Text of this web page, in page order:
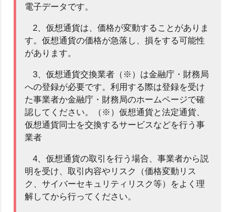
電子データです。
2、仮想通貨は、価格が変動することがありま
す。仮想通貨の価格が急落し、損をする可能性
があります。
3、仮想通貨交換業者（※）は金融庁・財務局
への登録が必要です。利用する際は登録を受け
た事業者か金融庁・財務局のホームページで確
認してください。（※）仮想通貨と法定通貨、
仮想通貨同士を交換するサービスなどを行う事
業者
4、仮想通貨の取引を行う場合、事業者から説
明を受け、取引内容やリスク（価格変動リス
ク、サイバーセキュリティリスク等）をよく理
解してから行ってください。